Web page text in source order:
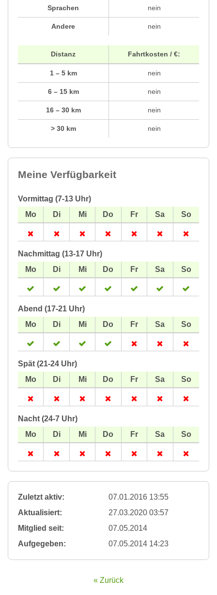
Sprachen
Andere
nein
nein
Distanz
1 – 5 km
6 – 15 km
16 – 30 km
> 30 km
Fahrtkosten / €:
nein
nein
nein
nein
Meine Verfügbarkeit
Vormittag (7-13 Uhr)
Nachmittag (13-17 Uhr)
Abend (17-21 Uhr)
Spät (21-24 Uhr)
Nacht (24-7 Uhr)
Zuletzt aktiv:
07.01.2016 13:55
Aktualisiert:
27.03.2020 03:57
Mitglied seit:
07.05.2014
Aufgegeben:
07.05.2014 14:23
« Zurück